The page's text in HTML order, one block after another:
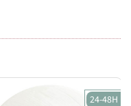
24-48H